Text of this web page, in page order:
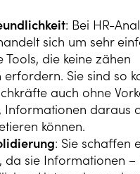
: Bei HR-
sich um sehr
Tools, die keine zähen
erfordern. Sie sind so
auch ohne
Informationen daraus
können.
: Sie schaffen
da sie Informationen –